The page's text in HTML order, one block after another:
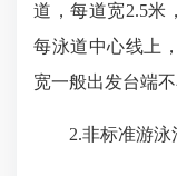
道，每道宽2.5米
每泳道中心线上
宽一般出发台端
2.非标准游泳